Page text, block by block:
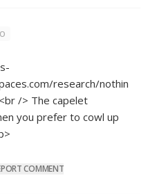
research/nothin
/> The capelet
you prefer to cowl up
COMMENT